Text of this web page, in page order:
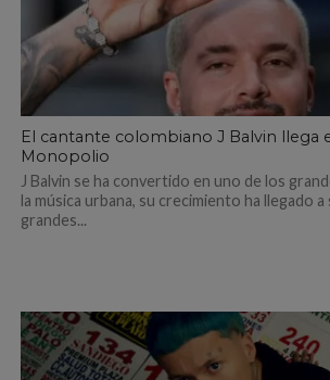
El cantante colombiano J Balvin llega
Monopolio
J Balvin se ha convertido en uno de los
la música urbana, su crecimiento ha llegado
grandes...